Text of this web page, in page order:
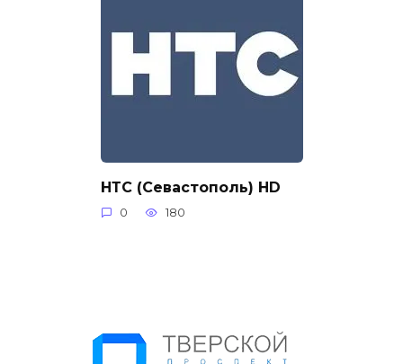
НТС (Севастополь) HD
0 180